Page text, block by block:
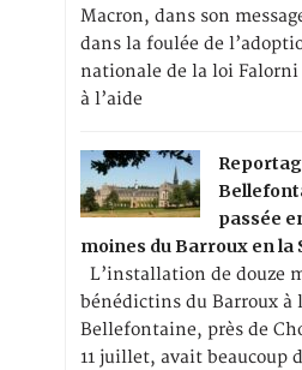
Macron, dans son
dans la foulée de
nationale de la loi
à l’aide
passée
moines du Barroux en la
L’installation de douze
bénédictins du Barroux à
Bellefontaine, près de
11 juillet, avait beaucoup